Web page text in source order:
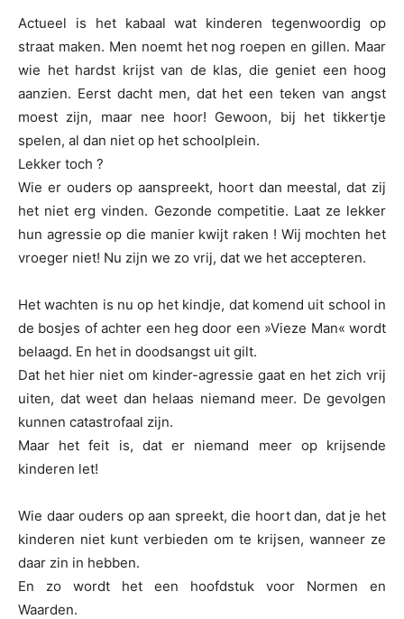
Actueel is het kabaal wat kinderen tegenwoordig op
straat maken. Men noemt het nog roepen en gillen. Maar
wie het hardst krijst van de klas, die geniet een hoog
aanzien. Eerst dacht men, dat het een teken van angst
moest zijn, maar nee hoor! Gewoon, bij het tikkertje
spelen, al dan niet op het schoolplein.
Lekker toch ?
Wie er ouders op aanspreekt, hoort dan meestal, dat zij
het niet erg vinden. Gezonde competitie. Laat ze lekker
hun agressie op die manier kwijt raken ! Wij mochten het
vroeger niet! Nu zijn we zo vrij, dat we het accepteren.
Het wachten is nu op het kindje, dat komend uit school in
de bosjes of achter een heg door een »Vieze Man« wordt
belaagd. En het in doodsangst uit gilt.
Dat het hier niet om kinder-agressie gaat en het zich vrij
uiten, dat weet dan helaas niemand meer. De gevolgen
kunnen catastrofaal zijn.
Maar het feit is, dat er niemand meer op krijsende
kinderen let!
Wie daar ouders op aan spreekt, die hoort dan, dat je het
kinderen niet kunt verbieden om te krijsen, wanneer ze
daar zin in hebben.
En zo wordt het een hoofdstuk voor Normen en
Waarden.